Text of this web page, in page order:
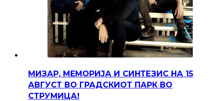
МИЗАР, МЕМОРИЈА И СИНТЕЗИС НА 15
АВГУСТ ВО ГРАДСКИОТ ПАРК ВО
СТРУМИЦА!